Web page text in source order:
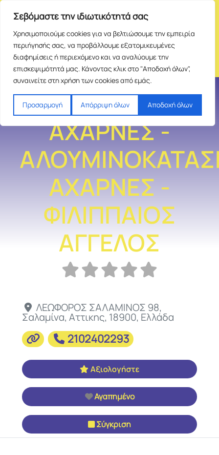
Σεβόμαστε την ιδιωτικότητά σας
Χρησιμοποιούμε cookies για να βελτιώσουμε την εμπειρία
περιήγησής σας, να προβάλλουμε εξατομικευμένες
διαφημίσεις ή περιεχόμενο και να αναλύουμε την
επισκεψιμότητά μας. Κάνοντας κλικ στο "Αποδοχή όλων",
συναινείτε στη χρήση των cookies από εμάς.
Προσαρμογή Απόρριψη όλων Αποδοχή όλων
ΑΛΟΥΜΙΝΙΑ
ΑΧΑΡΝΕΣ -
ΑΧΑΡΝΕΣ -
ΦΙΛΙΠΠΑΙΟΣ
ΑΓΓΕΛΟΣ
ΛΕΩΦΟΡΟΣ ΣΑΛΑΜΙΝΟΣ 98,
Σαλαμίνα, Αττικης, 18900, Ελλάδα
2102402293
Αξιολογήστε
Αγαπημένο
Σύγκριση